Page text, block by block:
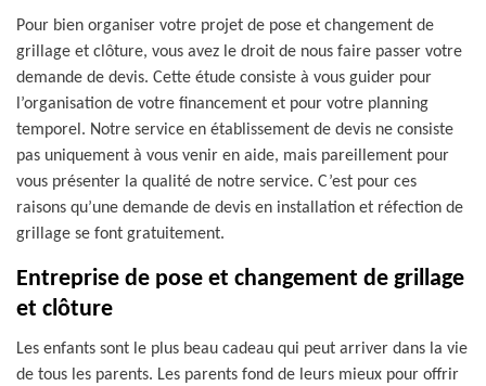
Pour bien organiser votre projet de pose et changement de
grillage et clôture, vous avez le droit de nous faire passer votre
demande de devis. Cette étude consiste à vous guider pour
l’organisation de votre financement et pour votre planning
temporel. Notre service en établissement de devis ne consiste
pas uniquement à vous venir en aide, mais pareillement pour
vous présenter la qualité de notre service. C’est pour ces
raisons qu’une demande de devis en installation et réfection de
grillage se font gratuitement.
Entreprise de pose et changement de grillage
et clôture
Les enfants sont le plus beau cadeau qui peut arriver dans la vie
de tous les parents. Les parents fond de leurs mieux pour offrir